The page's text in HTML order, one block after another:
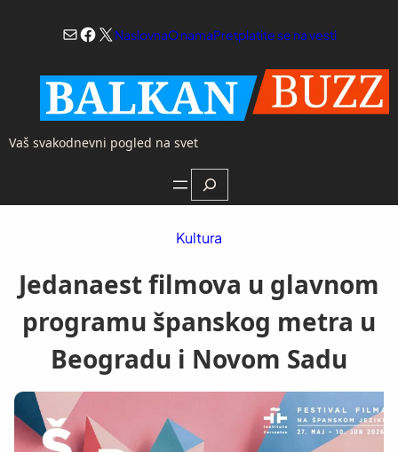
Mail
Facebook
X NaslovnaO namaPretplatite se na vesti
Vaš svakodnevni pogled na svet
Search
Kultura
Jedanaest filmova u glavnom
programu španskog metra u
Beogradu i Novom Sadu